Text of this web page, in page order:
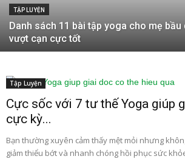
TẬP LUYỆN
Danh sách 11 bài tập yoga cho mẹ bầu
vượt cạn cực tốt
Tập Luyện
Cực sốc với 7 tư thế Yoga giúp
cực kỳ...
Bạn thường xuyên cảm thấy mệt mỏi nhưng
giảm thiểu bớt và nhanh chóng hồi phục sức